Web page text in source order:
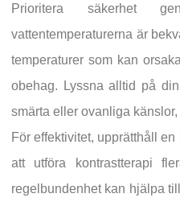
Prioritera
vattentemperaturerna är
temperaturer som kan
obehag. Lyssna alltid på
smärta eller ovanliga
För effektivitet, upprätthåll
att utföra kontrastterapi
regelbundenhet kan hjälpa